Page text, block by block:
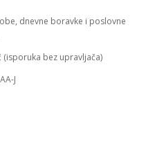
dnevne boravke i poslovne
bez upravljača)
J